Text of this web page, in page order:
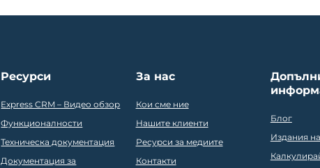
Ресурси
Express CRM – Видео обзор
Функционалности
Техническа документация
Документация за
За нас
Кои сме ние
Нашите клиенти
Ресурси за медиите
Контакти
Блог
Издания